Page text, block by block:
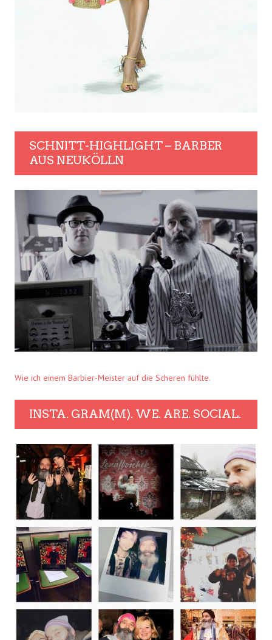
SCHNITT-HIGHLIGHT – BARBER
AUS NEUKÖLLN
Wie ich einem Barbier-Meister auf die Scheren fühlte.
INSTA. GRAM(M). WE. ARE. SOCIAL.